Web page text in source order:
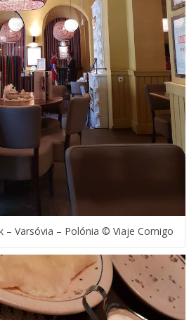
– Varsóvia – Polónia © Viaje Comigo